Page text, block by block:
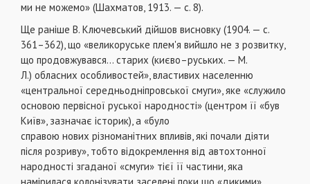
ми не можемо» (Шахматов, 1913. — с. 8).
Ще раніше В. Ключевський дійшов висновку (1904. — с.
361–362), що «великоруське плем'я вийшло не з розвитку,
що продовжувався... старих (києво–руських. — М.
Л.) обласних особливостей», властивих населенню
«центральної середньодніпровської смуги», яке «служило
основою первісної руської народності» (центром її «був
Київ», зазначає історик), а «було
справою нових різноманітних впливів, які почали діяти
після розриву», тобто відокремлення від автохтонної
народності згаданої «смуги» тієї її частини, яка